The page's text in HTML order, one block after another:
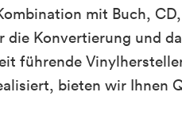
mit Buch,
Konvertierung und
führende
bieten wir Ihnen